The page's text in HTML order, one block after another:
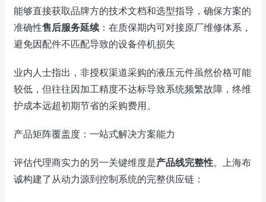
能够直接获取品牌方的技术文档和选型指导，确保方案的
准确性售后服务延续：在质保期内可对接原厂维修体系，
避免因配件不匹配导致的设备停机损失
业内人士指出，非授权渠道采购的液压元件虽然价格可能
较低，但往往因加工精度不达标导致系统频繁故障，终维
护成本远超初期节省的采购费用。
产品矩阵覆盖度：一站式解决方案能力
评估代理商实力的另一关键维度是产品线完整性。上海布
诚构建了从动力源到控制系统的完整供应链：